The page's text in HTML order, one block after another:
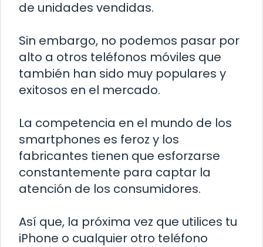
de unidades vendidas.
Sin embargo, no podemos pasar por
alto a otros teléfonos móviles que
también han sido muy populares y
exitosos en el mercado.
La competencia en el mundo de los
smartphones es feroz y los
fabricantes tienen que esforzarse
constantemente para captar la
atención de los consumidores.
Así que, la próxima vez que utilices tu
iPhone o cualquier otro teléfono